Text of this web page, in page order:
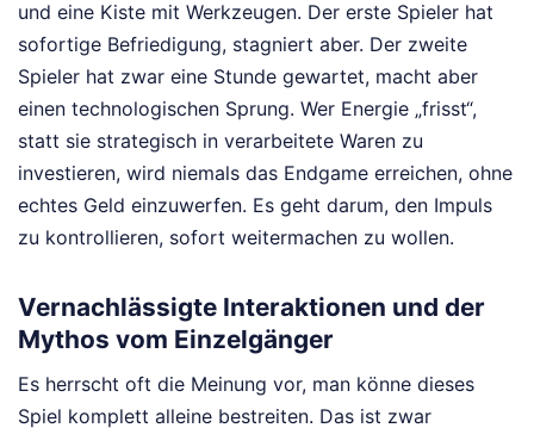
und eine Kiste mit Werkzeugen. Der erste Spieler hat
sofortige Befriedigung, stagniert aber. Der zweite
Spieler hat zwar eine Stunde gewartet, macht aber
einen technologischen Sprung. Wer Energie „frisst“,
statt sie strategisch in verarbeitete Waren zu
investieren, wird niemals das Endgame erreichen, ohne
echtes Geld einzuwerfen. Es geht darum, den Impuls
zu kontrollieren, sofort weitermachen zu wollen.
Vernachlässigte Interaktionen und der
Mythos vom Einzelgänger
Es herrscht oft die Meinung vor, man könne dieses
Spiel komplett alleine bestreiten. Das ist zwar